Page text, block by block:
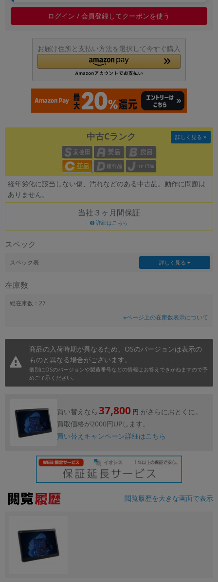
ログイン / 会員登録してクーポンを使う
お届け住所と支払い方法を選択して今すぐ購入
中古Cランク
経年劣化に該当しない傷、汚れなどのある中古品。動作に問題は
ありません。
詳しく見る
当社３ヶ月間保証
詳細はこちら
スペック
スペック表 詳しく見る
在庫数
総在庫数：27
※ページ上の在庫数表示について
商品の入荷時期が異なるため、OSのバージョンは表示の
ものと異なる場合がございます。
個別にOSのバージョンや製造番号などの情報はお答えできかねますので予
めご了承ください。
買い替えなら 37,800 円 がさらにおとくに。
買取価格が2000円UPします。
買い替えキャンペーン詳細はこちら
閲覧履歴を大きな画面で表示
モニタサイズ
~
各項目のチェックボックスは「or検索」となります。
ただし機能別のみ「and検索」となります。